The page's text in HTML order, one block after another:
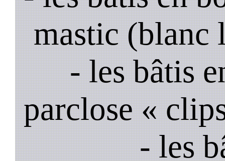
mastic (blanc
- les bâtis
parclose «
- les